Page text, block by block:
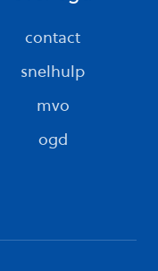
contact
snelhulp
mvo
ogd